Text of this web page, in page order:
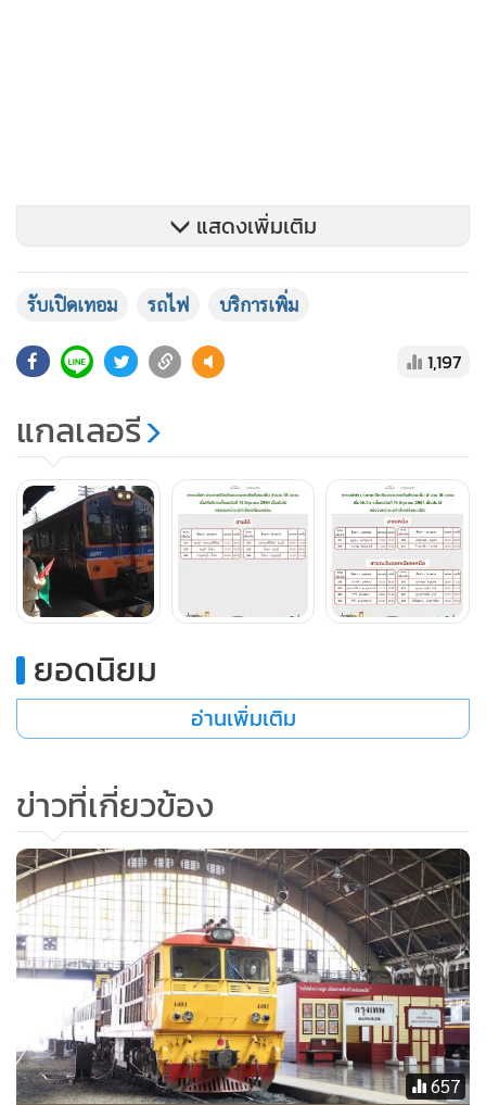
2. สายตะวันออกเฉียงเหนือ 8 ขบวน
กรุงเทพฯ
- ขบวนรถท้องถิ่นที่ 420 อุบลราชสีมา-ลำชี
- ขบวนรถท้องถิ่นที่ 423 ลำชี-สำโรงทาบ
- ขบวนรถท้องถิ่นที่ 424 สำโรงทาบ-นครราชสีมา
- ขบวนรถท้องถิ่นที่ 425/422 ลำชี-อุบลราชธานี-ลำชี
3. สายใต้ 6 ขบวน
- ขบวนรถธรรมดาที่ 251/252 ธนบุรี-ประจวบคีรีขันธ์-ธนบุรี
- ขบวนรถธรรมดาที่ 485/486 ชุมทางหนองปลาดุก-น้ำตก-ชุม
ทางหนองปลาดุก (เปลี่ยนเป็น กาญจนบุรี-น้ำตก-กาญจนบุรี)
แพร่ระบาดของไวรัสโควิด-19 ในการให้บริการแก่ผู้โดยสารทั้งใน
ขบวนรถโดยสาร สถานีรถไฟทั่วประเทศอย่างเคร่งครัด เพื่อให้
เกิดความปลอดภัย และลดความเสี่ยงจากการแพร่ระบาดของ
ไวรัสโควิด-19 ตลอดการเดินทาง สำหรับผู้โดยสารที่ประสงค์เดิน
ทาง สอบถามข้อมูลเพิ่มเติมได้ที่สถานีรถไฟทั่วประเทศ ศูนย์
บริการลูกค้าสัมพันธ์ หมายเลขโทรศัพท์ 1690 ตลอด 24 ชั่วโมง
หรือเฟซบุ๊กแฟนเพจ ทีมพีอาร์การรถไฟแห่งประเทศไทย
แสดงเพิ่มเติม
รับเปิดเทอม รถไฟ บริการเพิ่ม
1,197
แกลเลอรี
ยอดนิยม
อ่านเพิ่มเติม
ข่าวที่เกี่ยวข้อง
657